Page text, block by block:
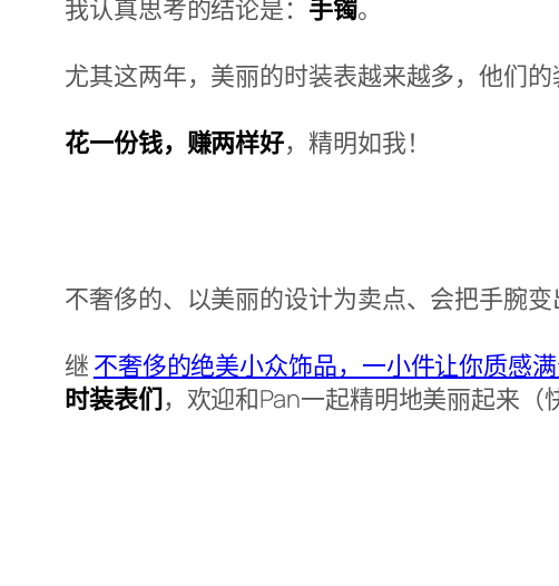
我认真思考的结论是： 手镯。
尤其这两年，美丽的时装表越来越多，他们
花一份钱，赚两样好，精明如我！
不奢侈的、以美丽的设计为卖点、会把手腕
继 不奢侈的绝美小众饰品，一小件让你质感
时装表们，欢迎和Pan一起精明地美丽起来（